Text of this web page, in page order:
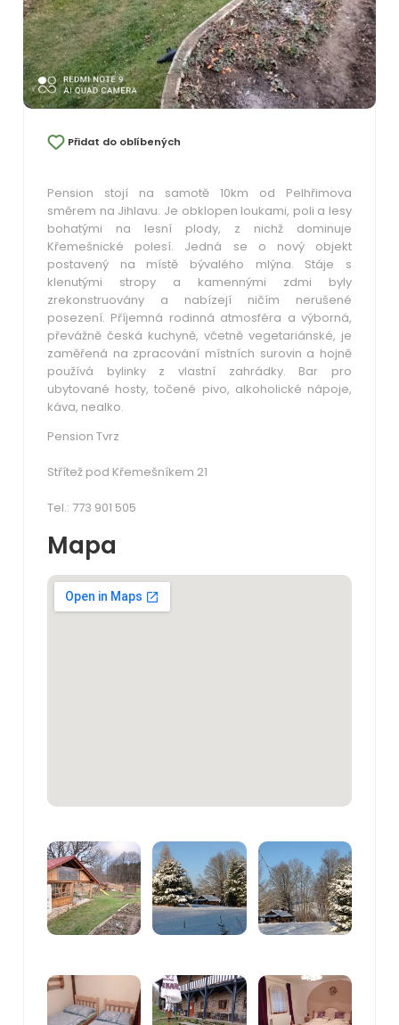
Přidat do oblíbených
Pension stojí na samotě 10km od Pelhřimova
směrem na Jihlavu. Je obklopen loukami, poli a lesy
bohatými na lesní plody, z nichž dominuje
Křemešnické polesí. Jedná se o nový objekt
postavený na místě bývalého mlýna. Stáje s
klenutými stropy a kamennými zdmi byly
zrekonstruovány a nabízejí ničím nerušené
posezení. Příjemná rodinná atmosféra a výborná,
převážně česká kuchyně, včetně vegetariánské, je
zaměřená na zpracování místních surovin a hojně
používá bylinky z vlastní zahrádky. Bar pro
ubytované hosty, točené pivo, alkoholické nápoje,
káva, nealko.
Pension Tvrz
Střítež pod Křemešníkem 21
Tel.: 773 901 505
Mapa